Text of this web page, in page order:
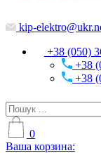
kip-
+38 (050)
+38
+38
0
Ваша корзина: